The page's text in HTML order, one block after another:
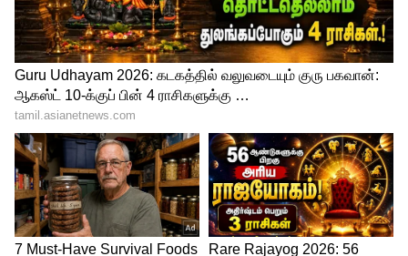
சிவப்பு காய்ந்த மிளகாய் - 6
கடுகு -1 டீஸ்புன்
பெருங்காயம் -1/4 டீஸ்புன்
கறிவேப்பிலை -1 கொத்து
மேலும் படிக்க....Weekly Horoscope: இந்த
வார ராசி பலன்..25 ஜூலை முதல் 31
ஜூலை 2022 வரை..இந்த ராசிகளுக்கு